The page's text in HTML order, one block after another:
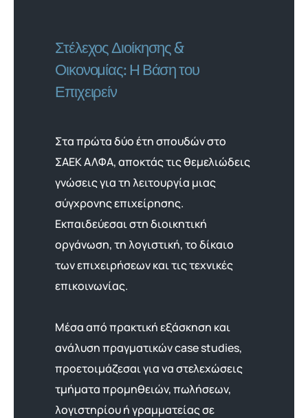
Στέλεχος Διοίκησης &
Οικονομίας: Η Βάση του
Επιχειρείν
Στα πρώτα δύο έτη σπουδών στο
ΣΑΕΚ ΑΛΦΑ, αποκτάς τις θεμελιώδεις
γνώσεις για τη λειτουργία μιας
σύγχρονης επιχείρησης.
Εκπαιδεύεσαι στη διοικητική
οργάνωση, τη λογιστική, το δίκαιο
των επιχειρήσεων και τις τεχνικές
επικοινωνίας.
Μέσα από πρακτική εξάσκηση και
ανάλυση πραγματικών case studies,
προετοιμάζεσαι για να στελεχώσεις
τμήματα προμηθειών, πωλήσεων,
λογιστηρίου ή γραμματείας σε